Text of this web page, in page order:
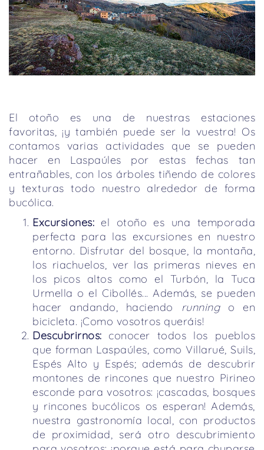
El otoño es una de nuestras estaciones
favoritas, ¡y también puede ser la vuestra! Os
contamos varias actividades que se pueden
hacer en Laspaúles por estas fechas tan
entrañables, con los árboles tiñendo de colores
y texturas todo nuestro alrededor de forma
bucólica.
Excursiones: el otoño es una temporada
perfecta para las excursiones en nuestro
entorno. Disfrutar del bosque, la montaña,
los riachuelos, ver las primeras nieves en
los picos altos como el Turbón, la Tuca
Urmella o el Cibollés... Además, se pueden
hacer andando, haciendo runningo en
bicicleta. ¡Como vosotros queráis!
Descubrirnos: conocer todos los pueblos
que forman Laspaúles, como Villarué, Suils,
Espés Alto y Espés; además de descubrir
montones de rincones que nuestro Pirineo
esconde para vosotros: ¡cascadas, bosques
y rincones bucólicos os esperan! Además,
nuestra gastronomía local, con productos
de proximidad, será otro descubrimiento